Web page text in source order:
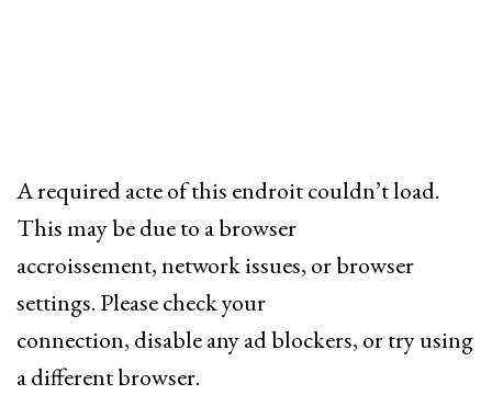
A required acte of this endroit couldn’t load.
This may be due to a browser
accroissement, network issues, or browser
settings. Please check your
connection, disable any ad blockers, or try using
a different browser.